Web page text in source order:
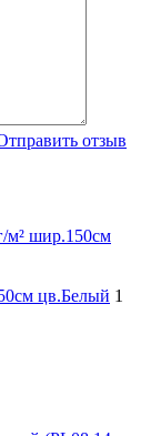
отзыв
цв.Белый 1